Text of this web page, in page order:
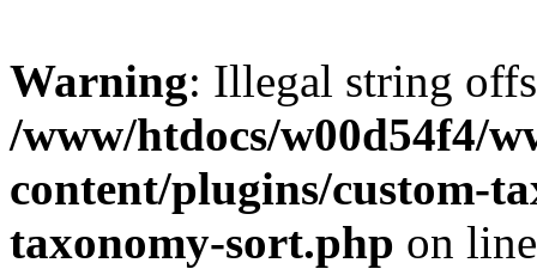
Warning: Illegal string
/www/htdocs/w00d54f4/
content/plugins/custom-
taxonomy-sort.php on